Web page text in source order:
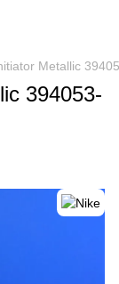
Metallic
394053-